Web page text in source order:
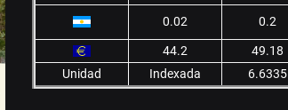
0.02
0.2
44.2
49.18
Unidad
Indexada 6.6335